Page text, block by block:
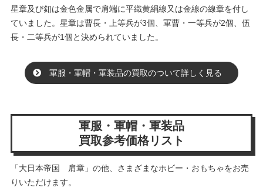
星章及び釦は金色金属で肩端に平織黄絹線又は金線の線章を付し
ていました。星章は曹長・上等兵が3個、軍曹・一等兵が2個、伍
長・二等兵が1個と決められていました。
軍服・軍帽・軍装品の買取のついて詳しく見る
軍服・軍帽・軍装品
買取参考価格リスト
「大日本帝国 肩章」の他、さまざまなホビー・おもちゃをお売
りいただけます。